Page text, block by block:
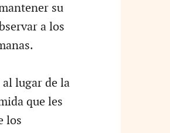
su
a los
lugar de la
que les
los